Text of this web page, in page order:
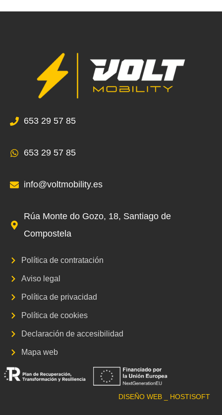
653 29 57 85
653 29 57 85
info@voltmobility.es
Rúa Monte do Gozo, 18, Santiago de
Compostela
Política de contratación
Aviso legal
Política de privacidad
Política de cookies
Declaración de accesibilidad
Mapa web
DISEÑO WEB _ HOSTISOFT